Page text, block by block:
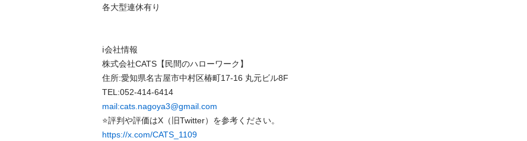
各大型連休有り
ℹ️会社情報
株式会社CATS【民間のハローワーク】
住所:愛知県名古屋市中村区椿町17-16 丸元ビル8F
mail:cats.nagoya3@gmail.com
https://x.com/CATS_1109